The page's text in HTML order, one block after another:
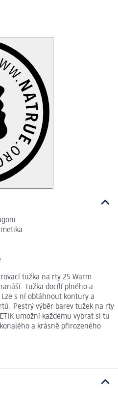
tužka na rty 25 Warm
Tužka docílí plného a
s ní obtáhnout kontury a
Pestrý výběr barev tužek na rty
umožní každému vybrat si tu
a krásně přirozeného